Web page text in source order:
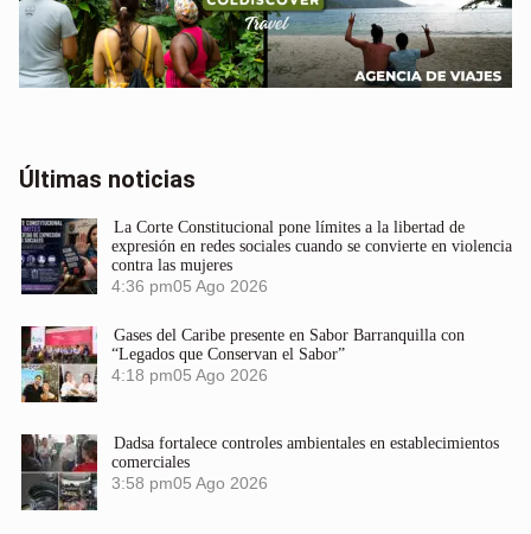
Últimas noticias
La Corte Constitucional pone límites a la libertad de
expresión en redes sociales cuando se convierte en violencia
contra las mujeres
4:36 pm05 Ago 2026
Gases del Caribe presente en Sabor Barranquilla con
“Legados que Conservan el Sabor”
4:18 pm05 Ago 2026
Dadsa fortalece controles ambientales en establecimientos
comerciales
3:58 pm05 Ago 2026